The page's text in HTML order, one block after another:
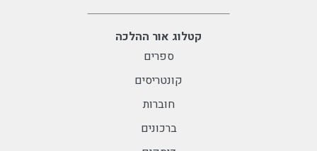
קטלוג אור ההלכה
ספרים
קונטריסים
חוברות
ברכונים